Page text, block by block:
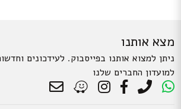
מצא אותנו
ניתן למצוא אותנו בפייסבוק. לעידכונים
למועדון החברים שלנו